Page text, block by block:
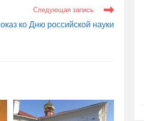
Следующая запись
ко Дню российской науки